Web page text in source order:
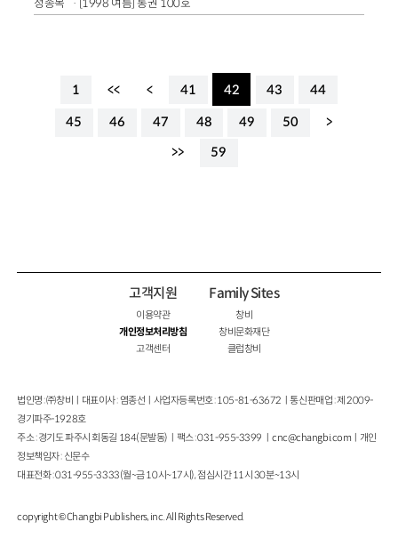
정종목 [1998 여름] 통권 100호
1 << < 41 42 43 44
45 46 47 48 49 50
>
>>
59
고객지원
이용약관
개인정보처리방침
고객센터
Family Sites
창비
창비문화재단
클럽창비
법인명 : ㈜창비ㅣ대표이사 : 염종선ㅣ사업자등록번호 : 105-81-63672ㅣ통신판매업 : 제 2009-
경기파주-1928호
주소 : 경기도 파주시 회동길 184(문발동)ㅣ팩스 : 031-955-3399 ㅣcnc@changbi.com ㅣ개인
정보책임자 : 신문수
대표전화 : 031-955-3333(월~금 10시~17시), 점심시간 11시 30분~13시
copyright © Changbi Publishers, inc. All Rights Reserved.